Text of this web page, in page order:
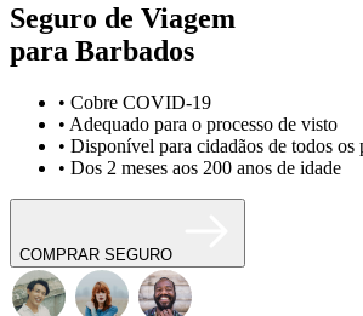
Seguro de Viagem
para Barbados
• Cobre COVID-19
• Adequado para o processo de visto
• Disponível para cidadãos de todos os
• Dos 2 meses aos 200 anos de idade
COMPRAR SEGURO